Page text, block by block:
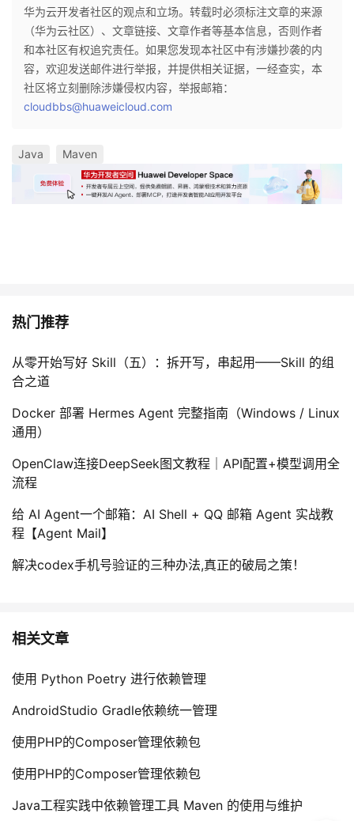
华为云开发者社区的观点和立场。转载时必须标注文章的来源
（华为云社区）、文章链接、文章作者等基本信息，否则作者
和本社区有权追究责任。如果您发现本社区中有涉嫌抄袭的内
容，欢迎发送邮件进行举报，并提供相关证据，一经查实，本
社区将立刻删除涉嫌侵权内容，举报邮箱：
cloudbbs@huaweicloud.com
Java Maven
热门推荐
从零开始写好 Skill（五）：拆开写，串起用——Skill 的组
合之道
Docker 部署 Hermes Agent 完整指南（Windows / Linux
通用）
OpenClaw连接DeepSeek图文教程｜API配置+模型调用全
流程
给 AI Agent一个邮箱：AI Shell + QQ 邮箱 Agent 实战教
程【Agent Mail】
解决codex手机号验证的三种办法,真正的破局之策！
相关文章
使用 Python Poetry 进行依赖管理
AndroidStudio Gradle依赖统一管理
使用PHP的Composer管理依赖包
使用PHP的Composer管理依赖包
Java工程实践中依赖管理工具 Maven 的使用与维护